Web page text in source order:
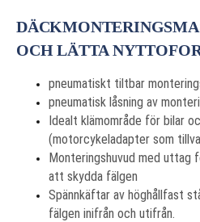
OCH LÄTTA
pneumatiskt tiltbar
pneumatisk låsning av
Idealt klämområde för bilar
(motorcykeladapter som
Monteringshuvud med uttag
att skydda fälgen
Spännkäftar av höghållfast
fälgen inifrån och utifrån.